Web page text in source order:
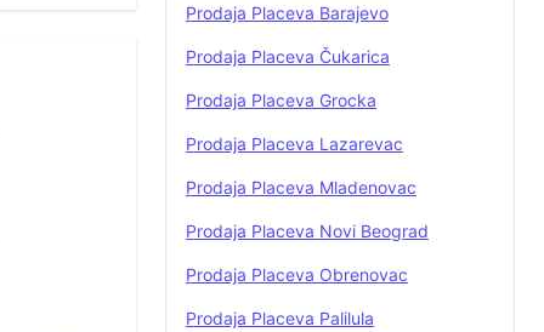
Prodaja Placeva Barajevo
Prodaja Placeva Čukarica
Prodaja Placeva Grocka
Prodaja Placeva Lazarevac
Prodaja Placeva Mladenovac
Prodaja Placeva Novi Beograd
Prodaja Placeva Obrenovac
Prodaja Placeva Palilula